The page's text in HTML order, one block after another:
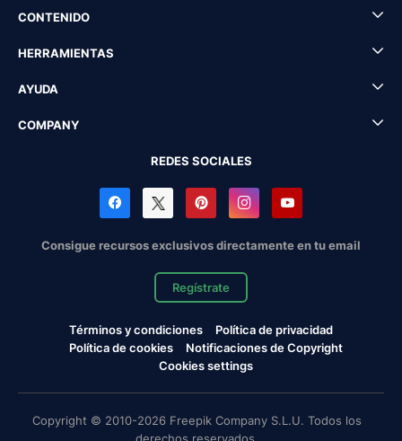
CONTENIDO
HERRAMIENTAS
AYUDA
COMPANY
REDES SOCIALES
Consigue recursos exclusivos directamente en tu email
Regístrate
Términos y condiciones
Política de privacidad
Política de cookies
Notificaciones de Copyright
Cookies settings
Copyright © 2010-2026 Freepik Company S.L.U. Todos los